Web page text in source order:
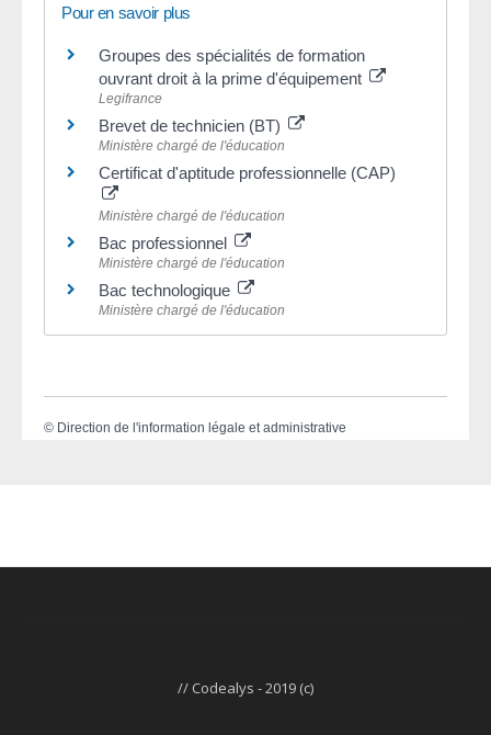
Pour en savoir plus
Groupes des spécialités de formation
ouvrant droit à la prime d'équipement
Legifrance
Brevet de technicien (BT)
Ministère chargé de l'éducation
Certificat d'aptitude professionnelle (CAP)
Ministère chargé de l'éducation
Bac professionnel
Ministère chargé de l'éducation
Bac technologique
Ministère chargé de l'éducation
© Direction de l'information légale et administrative
// Codealys - 2019 (c)